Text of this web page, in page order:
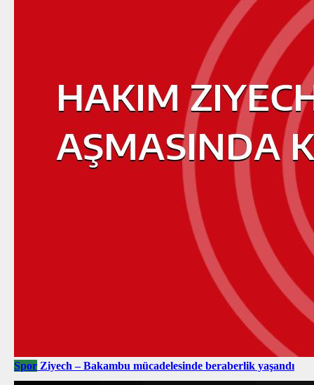
Spor Ziyech – Bakambu mücadelesinde beraberlik yaşandı